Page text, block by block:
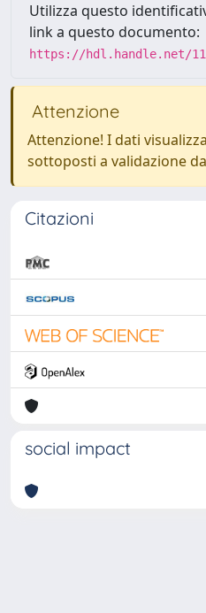
Utilizza questo
link a questo documento:
https://hdl.handle.net/
Attenzione
Attenzione! I dati
sottoposti a validazione
Citazioni
social impact